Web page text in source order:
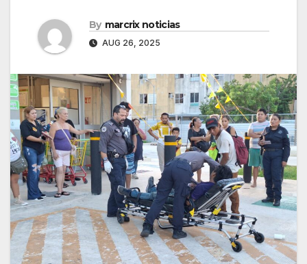
By marcrix noticias
AUG 26, 2025